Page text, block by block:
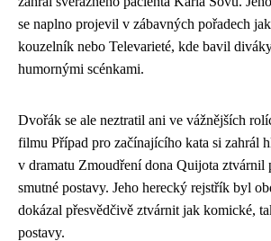
se naplno projevil v zábavných pořadech
kouzelník nebo Televarieté, kde bavil
humornými scénkami.
Dvořák se ale neztratil ani ve vážnějších
filmu Případ pro začínajícího kata si zahrál
v dramatu Zmoudření dona Quijota ztvárnil
smutné postavy. Jeho herecký rejstřík byl
dokázal přesvědčivě ztvárnit jak komické,
postavy.